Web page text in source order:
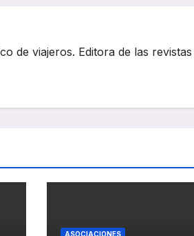
de viajeros. Editora de las revistas
ASOCIACIONES